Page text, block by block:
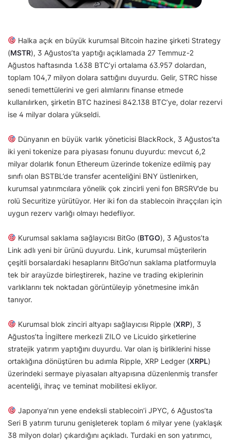
Halka açık en büyük kurumsal Bitcoin hazine şirketi Strategy
(MSTR), 3 Ağustos’ta yaptığı açıklamada 27 Temmuz-2
Ağustos haftasında 1.638 BTC’yi ortalama 63.957 dolardan,
toplam 104,7 milyon dolara sattığını duyurdu. Gelir, STRC hisse
senedi temettülerini ve geri alımlarını finanse etmede
kullanılırken, şirketin BTC hazinesi 842.138 BTC’ye, dolar rezervi
ise 4 milyar dolara yükseldi.
Dünyanın en büyük varlık yöneticisi BlackRock, 3 Ağustos’ta
iki yeni tokenize para piyasası fonunu duyurdu: mevcut 6,2
milyar dolarlık fonun Ethereum üzerinde tokenize edilmiş pay
sınıfı olan BSTBL’de transfer acenteliğini BNY üstlenirken,
kurumsal yatırımcılara yönelik çok zincirli yeni fon BRSRV’de bu
rolü Securitize yürütüyor. Her iki fon da stablecoin ihraççıları için
uygun rezerv varlığı olmayı hedefliyor.
Kurumsal saklama sağlayıcısı BitGo (BTGO), 3 Ağustos’ta
Link adlı yeni bir ürünü duyurdu. Link, kurumsal müşterilerin
çeşitli borsalardaki hesaplarını BitGo’nun saklama platformuyla
tek bir arayüzde birleştirerek, hazine ve trading ekiplerinin
varlıklarını tek noktadan görüntüleyip yönetmesine imkân
tanıyor.
Kurumsal blok zinciri altyapı sağlayıcısı Ripple (XRP), 3
Ağustos’ta İngiltere merkezli ZILO ve Licuido şirketlerine
stratejik yatırım yaptığını duyurdu. Var olan iş birliklerini hisse
ortaklığına dönüştüren bu adımla Ripple, XRP Ledger (XRPL)
üzerindeki sermaye piyasaları altyapısına düzenlenmiş transfer
acenteliği, ihraç ve teminat mobilitesi ekliyor.
Japonya’nın yene endeksli stablecoin’i JPYC, 6 Ağustos’ta
Seri B yatırım turunu genişleterek toplam 6 milyar yene (yaklaşık
38 milyon dolar) çıkardığını açıkladı. Turdaki en son yatırımcı,